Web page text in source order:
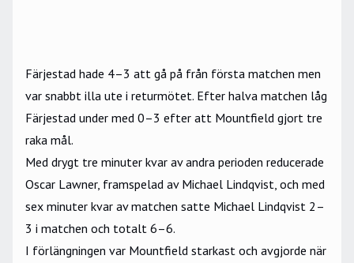
Färjestad hade 4–3 att gå på från första matchen men
var snabbt illa ute i returmötet. Efter halva matchen låg
Färjestad under med 0–3 efter att Mountfield gjort tre
raka mål.
Med drygt tre minuter kvar av andra perioden reducerade
Oscar Lawner, framspelad av Michael Lindqvist, och med
sex minuter kvar av matchen satte Michael Lindqvist 2–
3 i matchen och totalt 6–6.
I förlängningen var Mountfield starkast och avgjorde när